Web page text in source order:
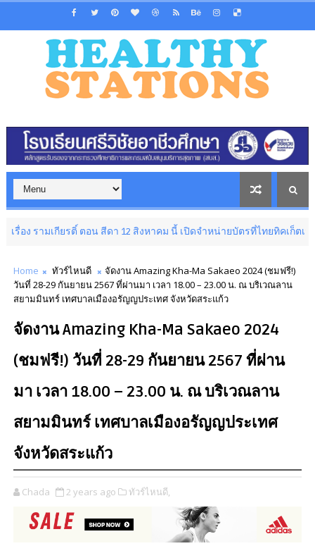
ตอน สีดา 12 สิงหาคม นี้ เปิดจำหน่ายบัตรที่ไทยทิคเก็ตเมเจอร์
Home ทัวร์ไหนดี
จัดงาน Amazing Kha-Ma Sakaeo 2024 (ชมฟรี!)
วันที่ 28-29 กันยายน 2567 ที่ผ่านมา เวลา 18.00 – 23.00 น. ณ บริเวณลาน
สยามมินทร์ เทศบาลเมืองอรัญญประเทศ จังหวัดสระแก้ว
จัดงาน Amazing Kha-Ma Sakaeo 2024
(ชมฟรี!) วันที่ 28-29 กันยายน 2567 ที่ผ่าน
มา เวลา 18.00 – 23.00 น. ณ บริเวณลาน
สยามมินทร์ เทศบาลเมืองอรัญญประเทศ
จังหวัดสระแก้ว
Chada 2 years ago ทัวร์ไหนดี,